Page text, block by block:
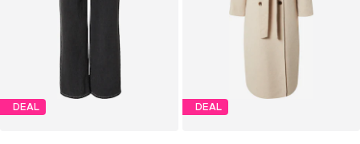
DEAL DEAL